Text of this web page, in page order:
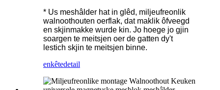
* Us meshâlder hat in glêd, miljeufreonlik
walnoothouten oerflak, dat maklik ôfveegd
en skjinmakke wurde kin. Jo hoege jo gjin
soargen te meitsjen oer de gatten dy't
lestich skjin te meitsjen binne.
enkêtedetail